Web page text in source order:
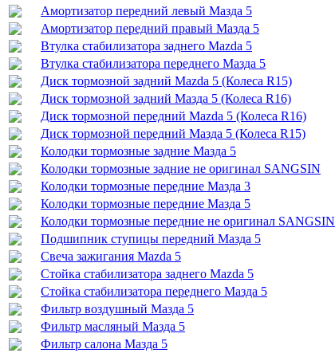
Амортизатор передний левый Мазда 5
Амортизатор передний правый Мазда 5
Втулка стабилизатора заднего Mazda 5
Втулка стабилизатора переднего Мазда 5
Диск тормозной задний Mazda 5 (Колеса R15)
Диск тормозной задний Мазда 5 (Колеса R16)
Диск тормозной передний Mazda 5 (Колеса R16)
Диск тормозной передний Мазда 5 (Колеса R15)
Колодки тормозные задние Мазда 5
Колодки тормозные задние не оригинал SANGSIN
Колодки тормозные передние Мазда 3
Колодки тормозные передние Мазда 5
Колодки тормозные передние не оригинал SANGSIN
Подшипник ступицы передний Мазда 5
Свеча зажигания Mazda 5
Стойка стабилизатора заднего Mazda 5
Стойка стабилизатора переднего Мазда 5
Фильтр воздушный Мазда 5
Фильтр масляный Мазда 5
Фильтр салона Мазда 5